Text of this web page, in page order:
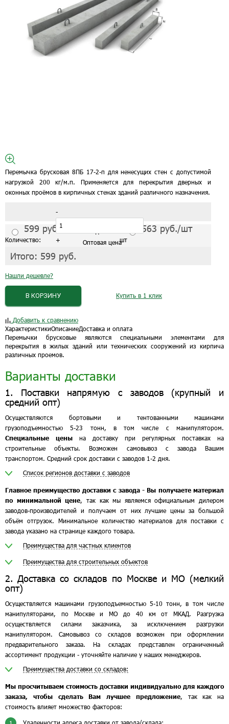
Перемычка брусковая 8ПБ 17-2-п для ненесущих стен с допустимой
нагрузкой 200 кг/м.п. Применяется для перекрытия дверных и
оконных проёмов в кирпичных стенах зданий различного назначения.
Количество:
-
+ шт
599 руб./шт 563 руб./шт
Оптовая цена
Итого: 599 руб.
Нашли дешевле?
Купить в 1 клик
В КОРЗИНУ
Добавить к сравнению
ХарактеристикиОписаниеДоставка и оплата
Перемычки брусковые являются специальными элементами для
перекрытия в жилых зданий или технических сооружений из кирпича
различных проемов.
Варианты доставки
1. Поставки напрямую с заводов (крупный и
средний опт)
Осуществляются бортовыми и тентованными машинами
грузоподъемностью 5-23 тонн, в том числе с манипулятором.
Специальные цены на доставку при регулярных поставках на
строительные объекты. Возможен самовывоз с завода Вашим
транспортом. Средний срок доставки с заводов 1-2 дня.
Список регионов доставки с заводов
Главное преимущество доставки с завода - Вы получаете материал
по минимальной цене, так как мы являемся официальным дилером
заводов-производителей и получаем от них лучшие цены за большой
объём отгрузок. Минимальное количество материалов для поставки с
завода указано на странице каждого товара.
Преимущества для частных клиентов
Преимущества для строительных объектов
2. Доставка со складов по Москве и МО (мелкий
опт)
Осуществляется машинами грузоподъемностью 5-10 тонн, в том числе
манипуляторами, по Москве и МО до 40 км от МКАД. Разгрузка
осуществляется силами заказчика, за исключением разгрузки
манипулятором. Самовывоз со складов возможен при оформлении
предварительного заказа. На складах представлен ограниченный
ассортимент продукции - уточняйте наличие у наших менеджеров.
Преимущества доставки со складов:
Мы просчитываем стоимость доставки индивидуально для каждого
заказа, чтобы сделать Вам лучшее предложение, так как на
стоимость влияет множество факторов:
Удаленности адреса доставки от завода/склада;